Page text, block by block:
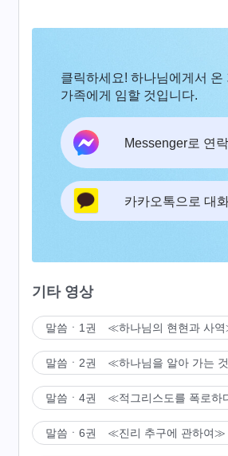
다. 이것은 사람을 정복하는 가장
역보다 더 좋은 방식은 없다. 그러
리와 비밀을 사람에게 열어 주어
이다. 하나님이 사람에게 사역하
이루기 위한 것이다. 그러므로 하
는 기간에는 상선벌악(賞善罰惡)
한 후에야 상선벌악의 사역을 하
들이고, 반면 구원받는 사람들은
을 하는 기간에 하나님은 구원 가
것이기 때문이다. 하나님이 사람
님께 완전히 순종하지 못한 자는
두 사람들에게 열어 주어 하나님
다. 지금은 구원 사역을 하는 기간
를 얻지 못하고 모조리 징벌받아
사람이 자기 자신에 대해 알고 하
육신하나님에 대한 불순종을 드러
버릴 것이다. 그 외의 사람들은 계
https://www.youtube.com/
클릭하세요! 하나님에게서 온
가족에게 임할 것입니다.
Messenger로 연락
카카오톡으로 대화
기타 영상
말씀ㆍ1권 ≪하나님의 현현과 사
말씀ㆍ2권 ≪하나님을 알아 가는
말씀ㆍ4권 ≪적그리스도를 폭로하
말씀ㆍ6권 ≪진리 추구에 관하여≫